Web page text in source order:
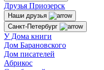
Друзья Приозерск
Наши друзья
Санкт-Петербург
У Дома книги
Дом Барановского
Дом писателей
Абрикос